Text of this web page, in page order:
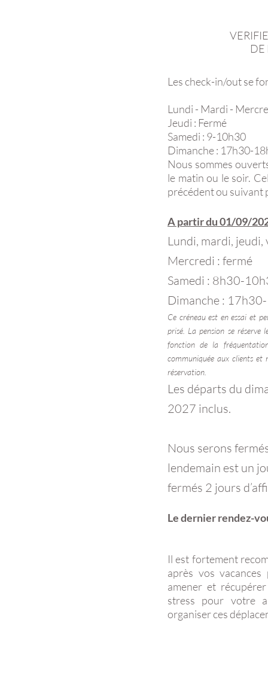
DE
Les check-in/out se
Lundi - Mardi -
Jeudi : Fermé
Samedi : 9-10h30
Dimanche : 17h30-
Nous sommes
le matin ou le soir.
précédent ou suivant
A partir du 01/09/
Lundi, mardi,
Mercredi : fermé
Samedi : 8h30-
Dimanche :
Ce créneau est en essai et
prisé. La pension se
fonction de la
communiquée aux clients et
réservation.
Les départs du
2027 inclus.
Nous serons
lendemain est un
fermés 2 jours
Le dernier rendez-
Il est fortement
après vos
amener et
stress pour votre
organiser ces